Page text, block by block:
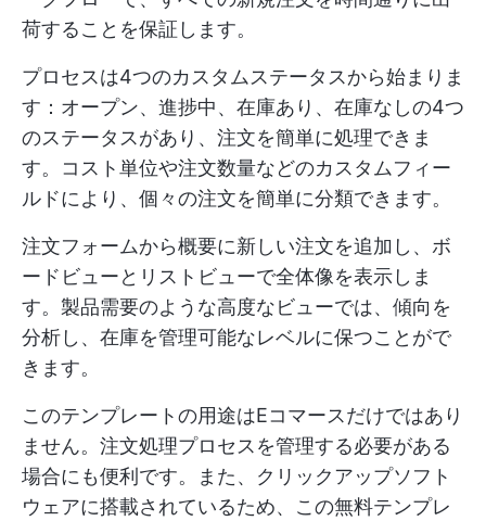
荷することを保証します。
プロセスは4つのカスタムステータスから始まりま
す：オープン、進捗中、在庫あり、在庫なしの4つ
のステータスがあり、注文を簡単に処理できま
す。コスト単位や注文数量などのカスタムフィー
ルドにより、個々の注文を簡単に分類できます。
注文フォームから概要に新しい注文を追加し、ボ
ードビューとリストビューで全体像を表示しま
す。製品需要のような高度なビューでは、傾向を
分析し、在庫を管理可能なレベルに保つことがで
きます。
このテンプレートの用途はEコマースだけではあり
ません。注文処理プロセスを管理する必要がある
場合にも便利です。また、クリックアップソフト
ウェアに搭載されているため、この無料テンプレ